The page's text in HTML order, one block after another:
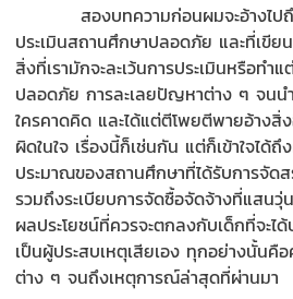
สองบทความก่อนผมจะอ้างไ
ประเมินสถานศึกษาปลอดภัย และที่เขี
สิ่งที่เรามักจะละเว้นการประเมินหรือทำ
ปลอดภัย การละเลยปัญหาต่าง ๆ จนน
ใครคาดคิด และได้แต่ตีโพยตีพายอ้างสิ่
ผิดในใจ เรื่องนี้ก็เช่นกัน แต่ก็เข้าใจได้
ประมาณของสถานศึกษาที่ได้รับการจัด
รวมถึงระเบียบการจัดซื้อจัดจ้างที่แสน
ผลประโยชน์ที่ควรจะตกลงกับเด็กที่จะไ
เป็นผู้ประสบเหตุเสียเอง ทุกอย่างนั้นคื
ต่าง ๆ จนถึงเหตุการณ์ล่าสุดที่ผ่านมา